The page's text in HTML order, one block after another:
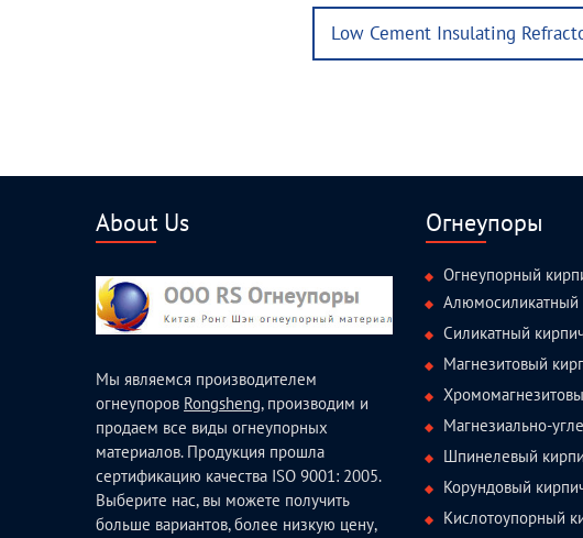
Next
post:
Low Cement Insulating
About Us
Мы являемся производителем
огнеупоров Rongsheng, производим и
продаем все виды огнеупорных
материалов. Продукция прошла
сертификацию качества ISO 9001: 2005.
Выберите нас, вы можете получить
больше вариантов, более низкую цену,
Огнеупоры
Огнеупорный
Алюмосиликатный
Силикатный
Магнезитовый
Магнезиально-
Шпинелевый
Корундовый
Кислотоупорный